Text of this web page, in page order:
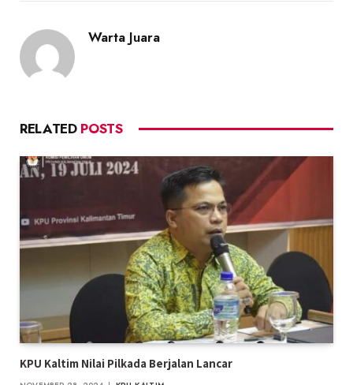
Warta Juara
RELATED POSTS
KPU Kaltim Nilai Pilkada Berjalan Lancar